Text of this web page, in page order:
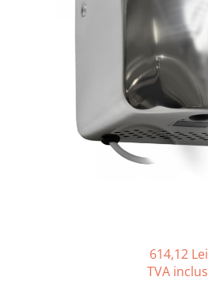
Gama de cosmetice hoteliere
Gama de cosmetice hoteliere Sense
614,12 Lei
TVA inclus